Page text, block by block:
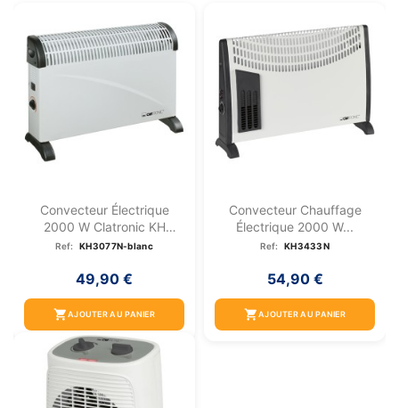
Convecteur Électrique
2000 W Clatronic KH
3077N...
Ref: KH3077N-blanc
49,90 €
shopping_cartAJOUTER AU PANIER
Convecteur Chauffage
Électrique 2000 W...
Ref: KH3433N
54,90 €
shopping_cartAJOUTER AU PANIER